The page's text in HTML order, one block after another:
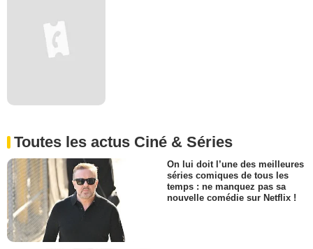
Toutes les actus Ciné & Séries
On lui doit l’une des meilleures
séries comiques de tous les
temps : ne manquez pas sa
nouvelle comédie sur Netflix !